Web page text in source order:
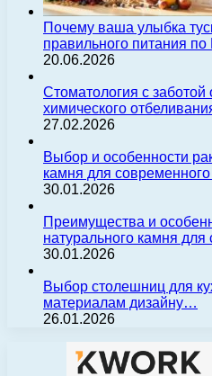
Почему ваша улыбка
правильного питания
20.06.2026
Стоматология с заботой
химического
27.02.2026
Выбор и особенности
камня для
30.01.2026
Преимущества и
натурального камня
30.01.2026
Выбор столешниц для
материалам дизайну…
26.01.2026